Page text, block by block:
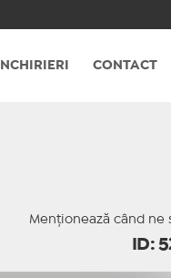
ÎNCHIRIERI CONTACT
Menționează când ne
ID: